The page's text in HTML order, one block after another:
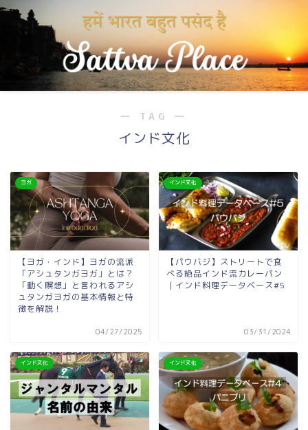
― TAG ―
インド文化
ヨガ
【ヨガ・インド】ヨガの流派
「アシュタンガヨガ」とは？
「動く瞑想」と言われるアシ
ュタンガヨガの基本情報と特
徴を解説！
04/27/2025
インド文化
【パウバジ】ストリートで食
べる絶品インド流カレーパン
｜インド料理データベース#5
03/31/2024
インド文化 インド文化